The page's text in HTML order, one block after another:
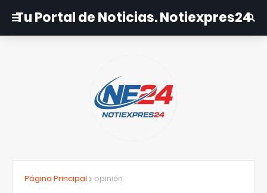
Tu Portal de Noticias. Notiexpres24
Página Principal opinión